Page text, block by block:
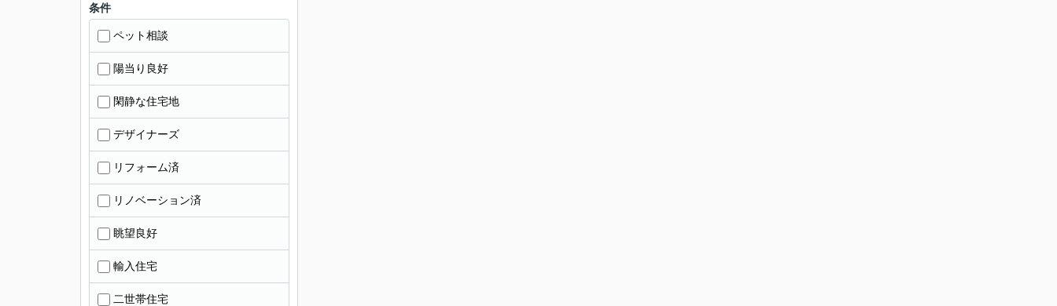
条件
ペット相談
陽当り良好
閑静な住宅地
デザイナーズ
リフォーム済
リノベーション済
眺望良好
輸入住宅
二世帯住宅